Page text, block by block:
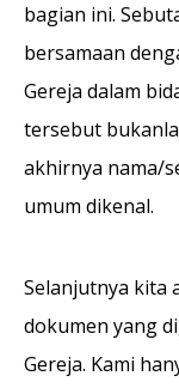
bagian ini.
bersamaan
Gereja dalam
tersebut
akhirnya nama/
umum dikenal.
Selanjutnya kita
dokumen yang
Gereja. Kami